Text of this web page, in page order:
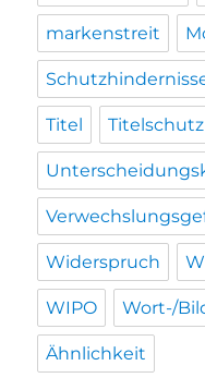
markenstreit
Titel Titelschutz
Widerspruch
WIPO Wort-/
Ähnlichkeit